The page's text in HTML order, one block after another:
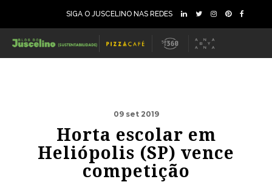
SIGA O JUSCELINO NAS REDES
09 set 2019
Horta escolar em
Heliópolis (SP) vence
competição